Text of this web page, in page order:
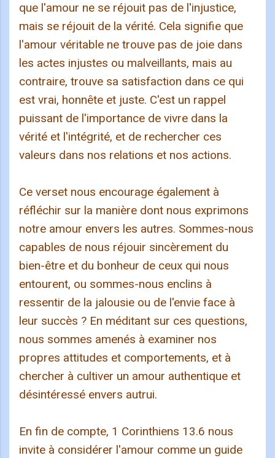
que l'amour ne se réjouit pas de l'injustice,
mais se réjouit de la vérité. Cela signifie que
l'amour véritable ne trouve pas de joie dans
les actes injustes ou malveillants, mais au
contraire, trouve sa satisfaction dans ce qui
est vrai, honnête et juste. C'est un rappel
puissant de l'importance de vivre dans la
vérité et l'intégrité, et de rechercher ces
valeurs dans nos relations et nos actions.
Ce verset nous encourage également à
réfléchir sur la manière dont nous exprimons
notre amour envers les autres. Sommes-nous
capables de nous réjouir sincèrement du
bien-être et du bonheur de ceux qui nous
entourent, ou sommes-nous enclins à
ressentir de la jalousie ou de l'envie face à
leur succès ? En méditant sur ces questions,
nous sommes amenés à examiner nos
propres attitudes et comportements, et à
chercher à cultiver un amour authentique et
désintéressé envers autrui.
En fin de compte, 1 Corinthiens 13.6 nous
invite à considérer l'amour comme un guide